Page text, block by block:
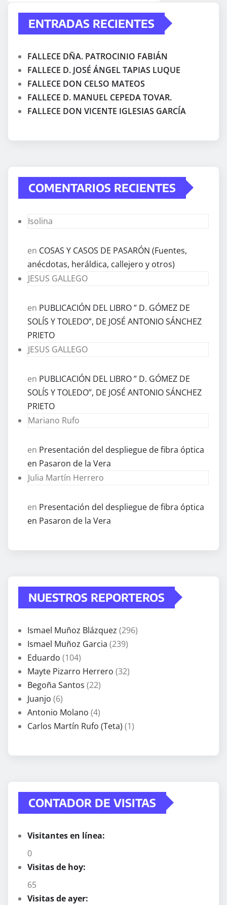
ENTRADAS RECIENTES
FALLECE DÑA. PATROCINIO FABIÁN
FALLECE D. JOSÉ ÁNGEL TAPIAS LUQUE
FALLECE DON CELSO MATEOS
FALLECE D. MANUEL CEPEDA TOVAR.
FALLECE DON VICENTE IGLESIAS GARCÍA
COMENTARIOS RECIENTES
Isolina
en COSAS Y CASOS DE PASARÓN (Fuentes,
anécdotas, heráldica, callejero y otros)
JESUS GALLEGO
en PUBLICACIÓN DEL LIBRO ” D. GÓMEZ DE
SOLÍS Y TOLEDO”, DE JOSÉ ANTONIO SÁNCHEZ
PRIETO
JESUS GALLEGO
en PUBLICACIÓN DEL LIBRO ” D. GÓMEZ DE
SOLÍS Y TOLEDO”, DE JOSÉ ANTONIO SÁNCHEZ
PRIETO
Mariano Rufo
en Presentación del despliegue de fibra óptica
en Pasaron de la Vera
Julia Martín Herrero
en Presentación del despliegue de fibra óptica
en Pasaron de la Vera
NUESTROS REPORTEROS
Ismael Muñoz Blázquez (296)
Ismael Muñoz Garcia (239)
Eduardo (104)
Mayte Pizarro Herrero (32)
Begoña Santos (22)
Juanjo (6)
Antonio Molano (4)
Carlos Martín Rufo (Teta) (1)
CONTADOR DE VISITAS
Visitantes en línea:
0
Visitas de hoy:
65
Visitas de ayer: